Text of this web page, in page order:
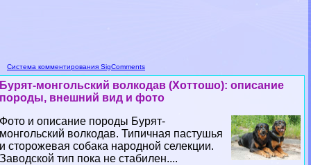
Система комментирования SigComments
Бурят-монгольский волкодав (Хоттошо): описание
породы, внешний вид и фото
Фото и описание породы Бурят-
монгольский волкодав. Типичная пастушья
и сторожевая собака народной селекции.
Заводской тип пока не стабилен....